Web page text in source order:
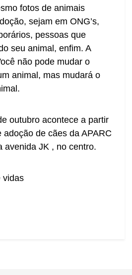
fotos de animais
sejam em ONG’s,
pessoas que
seu animal, enfim. A
não pode mudar o
animal, mas mudará o
outubro acontece a partir
de cães da APARC
avenida JK , no centro.
vidas